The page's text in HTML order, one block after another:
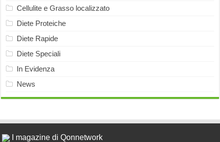
Cellulite e Grasso localizzato
Diete Proteiche
Diete Rapide
Diete Speciali
In Evidenza
News
I magazine di Qonnetwork